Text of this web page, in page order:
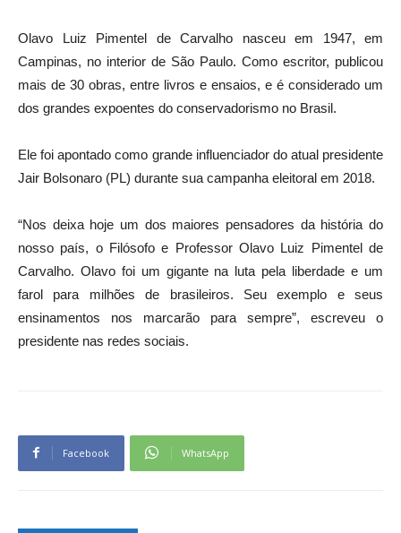
Olavo Luiz Pimentel de Carvalho nasceu em 1947, em
Campinas, no interior de São Paulo. Como escritor, publicou
mais de 30 obras, entre livros e ensaios, e é considerado um
dos grandes expoentes do conservadorismo no Brasil.
Ele foi apontado como grande influenciador do atual presidente
Jair Bolsonaro (PL) durante sua campanha eleitoral em 2018.
“Nos deixa hoje um dos maiores pensadores da história do
nosso país, o Filósofo e Professor Olavo Luiz Pimentel de
Carvalho. Olavo foi um gigante na luta pela liberdade e um
farol para milhões de brasileiros. Seu exemplo e seus
ensinamentos nos marcarão para sempre”, escreveu o
presidente nas redes sociais.
Facebook WhatsApp